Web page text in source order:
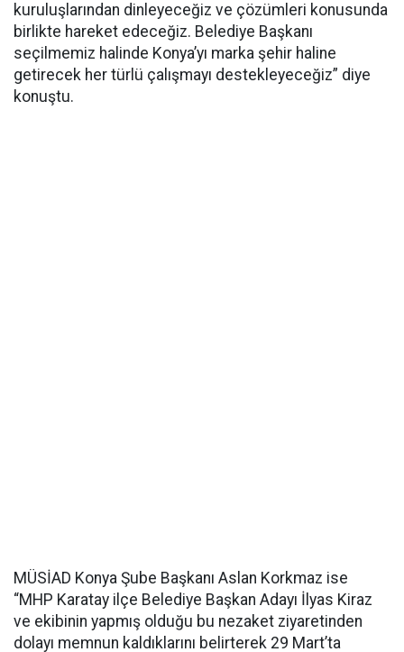
kuruluşlarından dinleyeceğiz ve çözümleri konusunda
birlikte hareket edeceğiz. Belediye Başkanı
seçilmemiz halinde Konya’yı marka şehir haline
getirecek her türlü çalışmayı destekleyeceğiz” diye
konuştu.
MÜSİAD Konya Şube Başkanı Aslan Korkmaz ise
“MHP Karatay ilçe Belediye Başkan Adayı İlyas Kiraz
ve ekibinin yapmış olduğu bu nezaket ziyaretinden
dolayı memnun kaldıklarını belirterek 29 Mart’ta